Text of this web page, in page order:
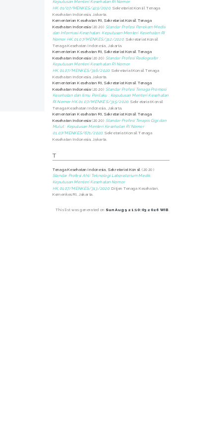
Keputusan Menteri Kesehatan RI Nomor
HK.01/07/MENKES/425/2020. Sekretariat Konsil Tenaga
Kesehatan Indonesia, Jakarta.
Kementerian Kesehatan RI, Sekretariat Konsil Tenaga
Kesehatan Indonesia (2020) Standar Profesi Perekam Medis
dan Informasi Kesehatan: Keputusan Menteri Kesehatan RI
Nomor HK.01.07/MENKES/312/2020. Sekretariat Konsil
Tenaga Kesehatan Indonesia, Jakarta.
Kementerian Kesehatan RI, Sekretariat Konsil Tenaga
Kesehatan Indonesia (2020) Standar Profesi Radiografer :
Keputusan Menteri Kesehatan RI Nomor
HK.01.07/MENKES/316/2020. Sekretariat Konsil Tenaga
Kesehatan Indonesia, Jakarta.
Kementerian Kesehatan RI, Sekretariat Konsil Tenaga
Kesehatan Indonesia (2020) Standar Profesi Tenaga Promosi
Kesehatan dan Ilmu Perilaku : Keputusan Menteri Kesehatan
RI Nomor HK.01.07/MENKES/315/2020. Sekretariat Konsil
Tenaga Kesehatan Indonesia, Jakarta.
Kementerian Kesehatan RI, Sekretariat Konsil Tenaga
Kesehatan Indonesia (2020) Standar Profesi Terapis Gigi dan
Mulut : Keputusan Menteri Kesehatan RI Nomor
01.07/MENKES/671/2020. Sekretariat Konsil Tenaga
Kesehatan Indonesia, Jakarta.
T
Tenaga Kesehatan Indonesia, Sekretariat Konsil (2020)
Standar Profesi Ahli Teknologi Laboratorium Medik :
Keputusan Menteri Kesehatan Nomor
HK.01.07/MENKES/313/2020. Ditjen Tenaga Kesehatan,
Kemenkes RI, Jakarta.
This list was generated on Sun Aug 9 21:10:03 2026 WIB